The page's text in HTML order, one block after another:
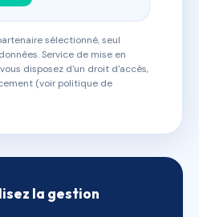
sélectionné, seul
Service de mise en
disposez d'un droit d'accès,
(voir politique de
la gestion